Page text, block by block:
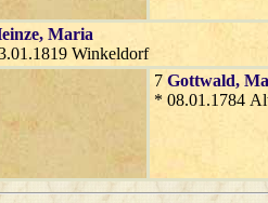
, Maria
Winkeldorf
7 Gottwald,
* 08.01.1784